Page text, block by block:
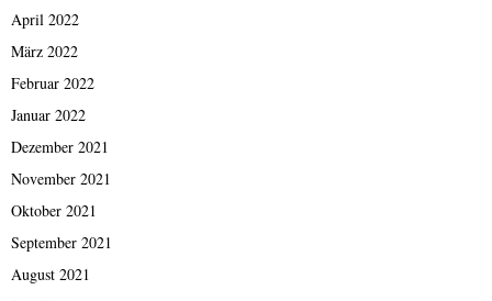
April 2022
März 2022
Februar 2022
Januar 2022
Dezember 2021
November 2021
Oktober 2021
September 2021
August 2021